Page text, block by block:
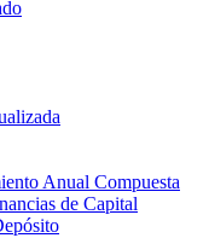
Anual Compuesta
de Capital